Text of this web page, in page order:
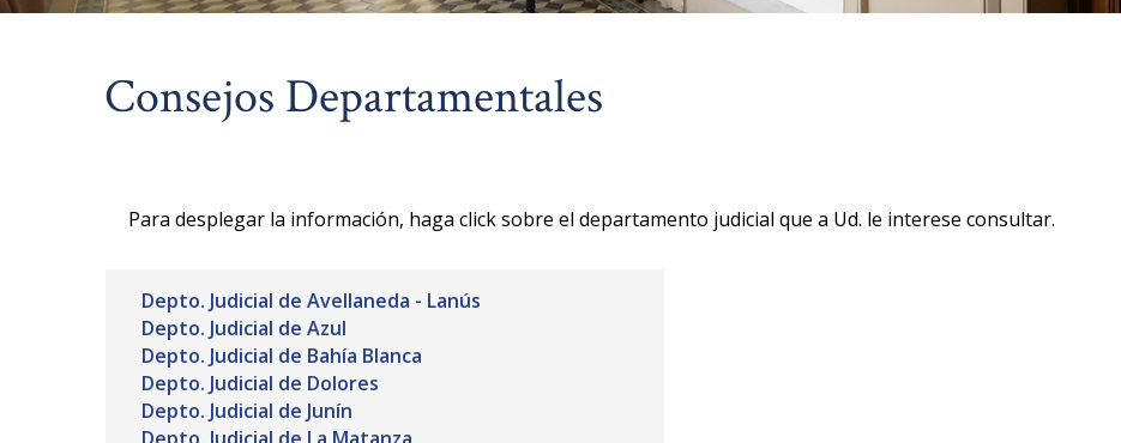
Consejos Departamentales
Para desplegar la información, haga click sobre el departamento judicial que a Ud. le interese consultar.
Depto. Judicial de Avellaneda - Lanús
Depto. Judicial de Azul
Depto. Judicial de Bahía Blanca
Depto. Judicial de Dolores
Depto. Judicial de Junín